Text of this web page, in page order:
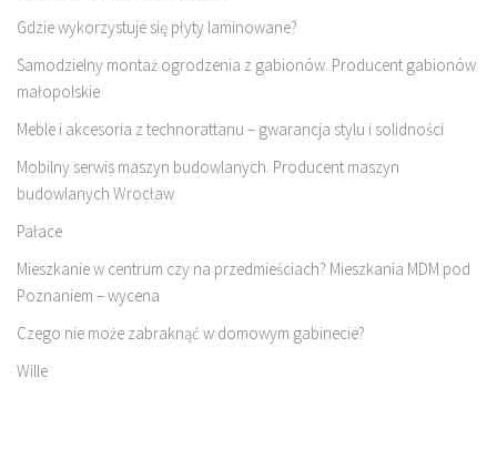
Gdzie wykorzystuje się płyty laminowane?
Samodzielny montaż ogrodzenia z gabionów. Producent gabionów
małopolskie
Meble i akcesoria z technorattanu – gwarancja stylu i solidności
Mobilny serwis maszyn budowlanych. Producent maszyn
budowlanych Wrocław
Pałace
Mieszkanie w centrum czy na przedmieściach? Mieszkania MDM pod
Poznaniem – wycena
Czego nie może zabraknąć w domowym gabinecie?
Wille